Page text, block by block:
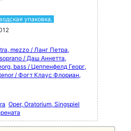
упаковка.
mezzo / Ланг Петра,
/ Даш Аннетта,
bass / Цеппенфелд Георг,
/ Фогт Клаус Флориан,
Oper, Oratorium, Singspiel